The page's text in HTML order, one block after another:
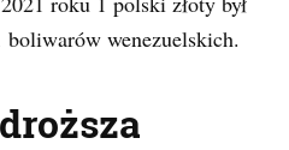
wenezuelskich.